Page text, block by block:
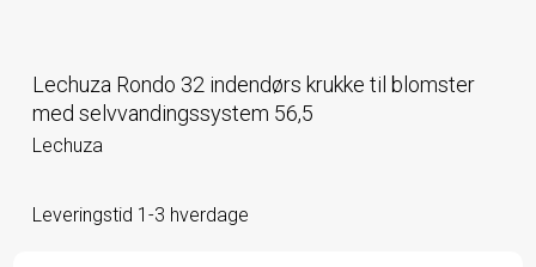
Lechuza Rondo 32 indendørs krukke til blomster
med selvvandingssystem 56,5
Lechuza
Leveringstid 1-3 hverdage